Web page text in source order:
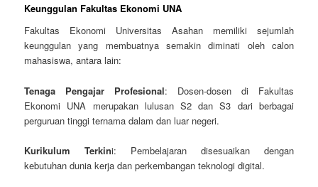
Keunggulan Fakultas Ekonomi UNA
Fakultas Ekonomi Universitas Asahan memiliki sejumlah
keunggulan yang membuatnya semakin diminati oleh calon
mahasiswa, antara lain:
Tenaga Pengajar Profesional: Dosen-dosen di Fakultas
Ekonomi UNA merupakan lulusan S2 dan S3 dari berbagai
perguruan tinggi ternama dalam dan luar negeri.
Kurikulum Terkini: Pembelajaran disesuaikan dengan
kebutuhan dunia kerja dan perkembangan teknologi digital.